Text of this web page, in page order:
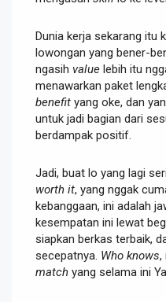
Dunia kerja sekarang itu
lowongan yang bener-
ngasih value lebih itu
menawarkan paket
benefit yang oke, dan
untuk jadi bagian dari
berdampak positif.
Jadi, buat lo yang lagi
worth it, yang nggak
kebanggaan, ini adalah
kesempatan ini lewat
siapkan berkas terbaik,
secepatnya. Who knows,
match yang selama ini